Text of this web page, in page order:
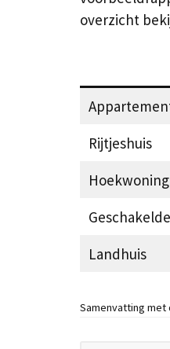
overzicht
Rijtjeshuis
Hoekwoning
Landhuis
Samenvatting met